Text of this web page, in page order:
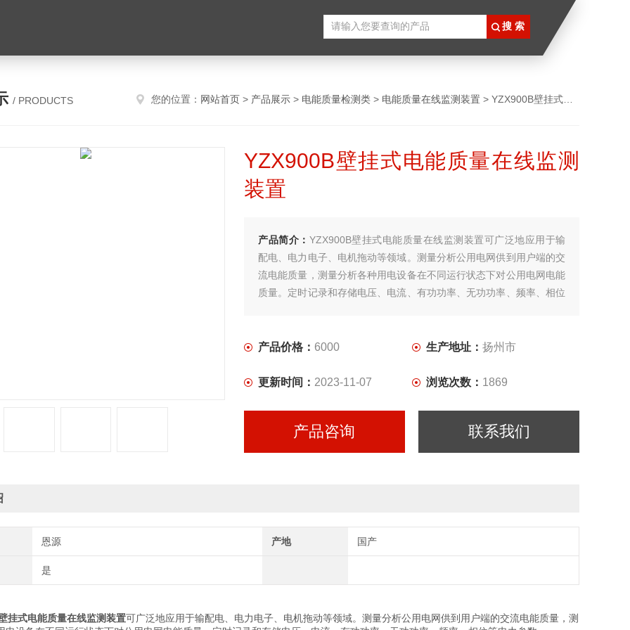
/ PRODUCTS 您的位置： 网站首页 > 产品展示 > 电能质量检测类 > 电能质量在线监测装置 > YZX900B壁挂式电能质量在线监测装置
YZX900B壁挂式电能质量在线监测
装置
产品简介： YZX900B壁挂式电能质量在线监测装置可广泛地应用于输
配电、电力电子、电机拖动等领域。测量分析公用电网供到用户端的交
流电能质量，测量分析各种用电设备在不同运行状态下对公用电网电能
质量。定时记录和存储电压、电流、有功功率、无功功率、频率、相位
产品价格： 6000 生产地址： 扬州市
更新时间： 2023-11-07 浏览次数： 1869
产品咨询 联系我们
恩源 产地 国产
是
挂式电能质量在线监测装置可广泛地应用于输配电、电力电子、电机拖动等领域。 测量分析公用电网供到用户端的交流电能质量，测